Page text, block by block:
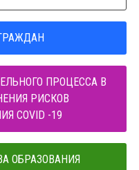
ПРОЦЕССА В
РИСКОВ
COVID -19
ОБРАЗОВАНИЯ